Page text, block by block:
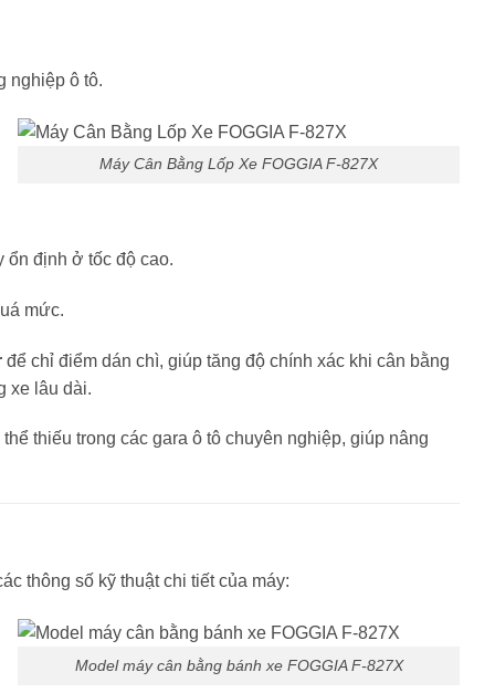
nghiệp ô tô.
Máy Cân Bằng Lốp Xe FOGGIA F-827X
ổn định ở tốc độ cao.
mức.
để chỉ điểm dán chì, giúp tăng độ chính xác khi cân bằng
xe lâu dài.
thiếu trong các gara ô tô chuyên nghiệp, giúp nâng
thông số kỹ thuật chi tiết của máy:
Model máy cân bằng bánh xe FOGGIA F-827X